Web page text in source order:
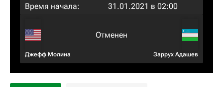
Время начала: 31.01.2021 в 02:00
Джефф Молина
Отменен
Заррух Адашев